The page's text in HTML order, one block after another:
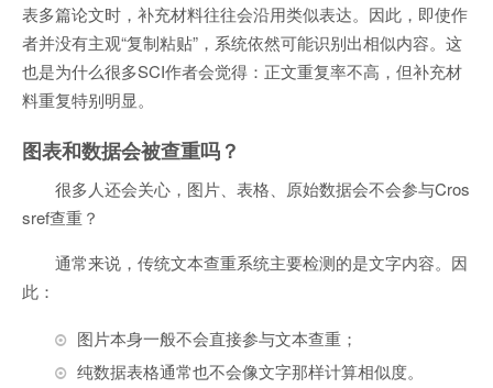
表多篇论文时，补充材料往往会沿用类似表达。因此，即使作
者并没有主观“复制粘贴”，系统依然可能识别出相似内容。这
也是为什么很多SCI作者会觉得：正文重复率不高，但补充材
料重复特别明显。
图表和数据会被查重吗？
很多人还会关心，图片、表格、原始数据会不会参与Cros
sref查重？
通常来说，传统文本查重系统主要检测的是文字内容。因
此：
图片本身一般不会直接参与文本查重；
纯数据表格通常也不会像文字那样计算相似度。